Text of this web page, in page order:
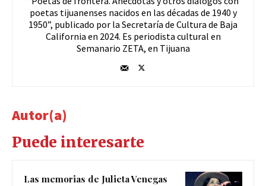
poetas tijuanenses nacidos en las décadas de 1940 y
1950”, publicado por la Secretaría de Cultura de Baja
California en 2024. Es periodista cultural en
Semanario ZETA, en Tijuana
Autor(a)
Puede interesarte
Las memorias de Julieta Venegas